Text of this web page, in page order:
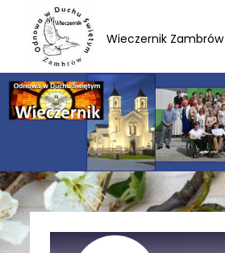
content
Wieczernik Zambrów